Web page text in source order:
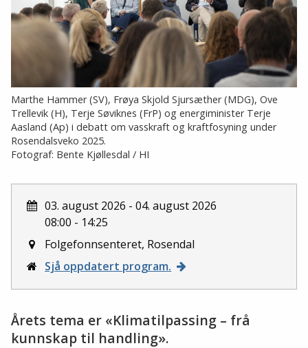
Marthe Hammer (SV), Frøya Skjold Sjursæther (MDG), Ove
Trellevik (H), Terje Søviknes (FrP) og energiminister Terje
Aasland (Ap) i debatt om vasskraft og kraftfosyning under
Rosendalsveko 2025.
Fotograf: Bente Kjøllesdal / HI
Dato
03. august 2026 -04. august 2026
08:00 - 14:25
Sted
Folgefonnsenteret, Rosendal
Nettside
Sjå oppdatert program.
Årets tema er «Klimatilpassing – frå
kunnskap til handling».